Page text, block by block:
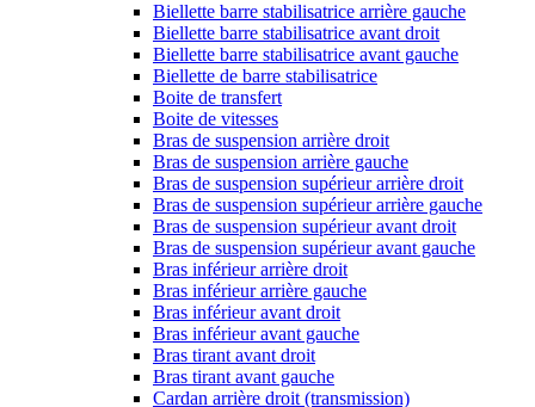
Biellette barre stabilisatrice arrière gauche
Biellette barre stabilisatrice avant droit
Biellette barre stabilisatrice avant gauche
Biellette de barre stabilisatrice
Boite de transfert
Boite de vitesses
Bras de suspension arrière droit
Bras de suspension arrière gauche
Bras de suspension supérieur arrière droit
Bras de suspension supérieur arrière gauche
Bras de suspension supérieur avant droit
Bras de suspension supérieur avant gauche
Bras inférieur arrière droit
Bras inférieur arrière gauche
Bras inférieur avant droit
Bras inférieur avant gauche
Bras tirant avant droit
Bras tirant avant gauche
Cardan arrière droit (transmission)